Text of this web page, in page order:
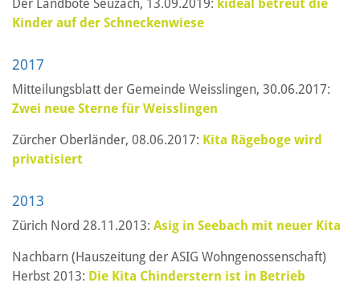
Der Landbote Seuzach, 13.09.2019: kidéal betreut die
Kinder auf der Schneckenwiese
2017
Mitteilungsblatt der Gemeinde Weisslingen, 30.06.2017:
Zwei neue Sterne für Weisslingen
Zürcher Oberländer, 08.06.2017: Kita Rägeboge wird
privatisiert
2013
Zürich Nord 28.11.2013: Asig in Seebach mit neuer Kita
Nachbarn (Hauszeitung der ASIG Wohngenossenschaft)
Herbst 2013: Die Kita Chinderstern ist in Betrieb